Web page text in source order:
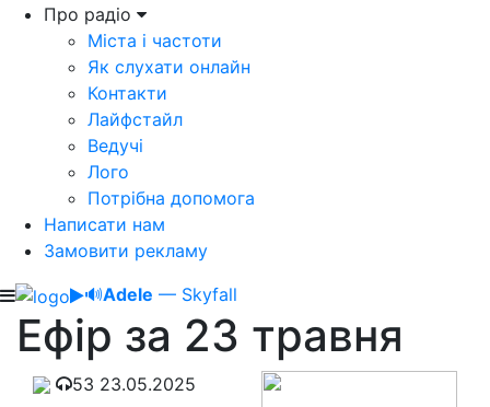
Про радіо
Міста і частоти
Як слухати онлайн
Контакти
Лайфстайл
Ведучі
Лого
Потрібна допомога
Написати нам
Замовити рекламу
🔊Adele — Skyfall
Ефір за 23 травня
53 23.05.2025